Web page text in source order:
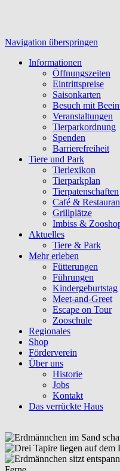
Navigation überspringen
Informationen
Öffnungszeiten
Eintrittspreise
Saisonkarten
Besuch mit
Veranstaltungen
Tierparkordnung
Spenden
Barrierefreiheit
Tiere und Park
Tierlexikon
Tierparkplan
Tierpatenschaften
Café &
Grillplätze
Imbiss &
Aktuelles
Tiere & Park
Mehr erleben
Fütterungen
Führungen
Kindergeburtstag
Meet-and-Greet
Escape on Tour
Zooschule
Regionales
Shop
Förderverein
Über uns
Historie
Jobs
Kontakt
Das verrückte Haus